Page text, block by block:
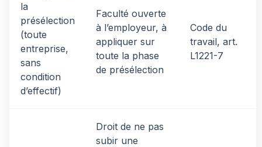
la
présélection
(toute
entreprise,
sans
condition
d’effectif)
Faculté ouverte
à l’employeur, à
appliquer sur
toute la phase
de présélection
Code du
travail, art.
L1221-7
Droit de ne pas
subir une